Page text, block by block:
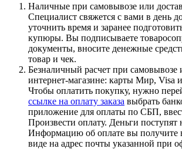
Наличные при самовывозе или
Специалист свяжется с вами в день
уточнить время и заранее
купюры. Вы подписываете
документы, вносите денежные
товар и чек.
Безналичный расчет при
интернет-магазине: карты Мир, Visa
Чтобы оплатить покупку, нужно
ссылке на оплату заказа выбрать
приложение для оплаты по СБП,
Произвести оплату. Деньги поступят
Информацию об оплате вы получите
виде на адрес почты указанной при